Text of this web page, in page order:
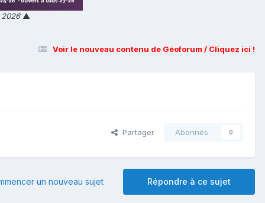
▲
Voir le nouveau contenu de Géoforum / Cliquez ici !
Partager Abonnés 0
Répondre à ce sujet
un nouveau sujet